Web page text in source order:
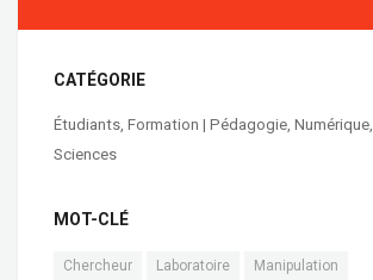
CATÉGORIE
Étudiants, Formation | Pédagogie, Numérique,
Sciences
MOT-CLÉ
Chercheur Laboratoire
Manipulation